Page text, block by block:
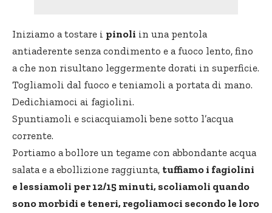
Iniziamo a tostare i pinoli in una pentola
antiaderente senza condimento e a fuoco lento, fino
a che non risultano leggermente dorati in superficie.
Togliamoli dal fuoco e teniamoli a portata di mano.
Dedichiamoci ai fagiolini.
Spuntiamoli e sciacquiamoli bene sotto l’acqua
corrente.
Portiamo a bollore un tegame con abbondante acqua
salata e a ebollizione raggiunta, tuffiamo i fagiolini
e lessiamoli per 12/15 minuti, scoliamoli quando
sono morbidi e teneri, regoliamoci secondo le loro